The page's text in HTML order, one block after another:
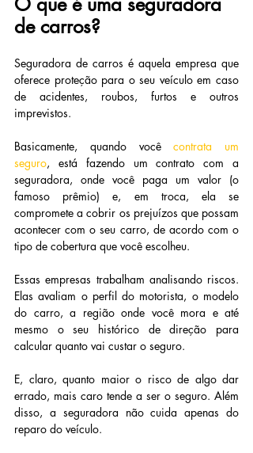
de carros?
Seguradora de carros é aquela empresa que
oferece proteção para o seu veículo em caso
de acidentes, roubos, furtos e outros
imprevistos.
Basicamente, quando você
contrata um
seguro, está fazendo um contrato com a
seguradora, onde você paga um valor (o
famoso prêmio) e, em troca, ela se
compromete a cobrir os prejuízos que possam
acontecer com o seu carro, de acordo com o
tipo de cobertura que você escolheu.
Essas empresas trabalham analisando riscos.
Elas avaliam o perfil do motorista, o modelo
do carro, a região onde você mora e até
mesmo o seu histórico de direção para
calcular quanto vai custar o seguro.
E, claro, quanto maior o risco de algo dar
errado, mais caro tende a ser o seguro. Além
disso, a seguradora não cuida apenas do
reparo do veículo.